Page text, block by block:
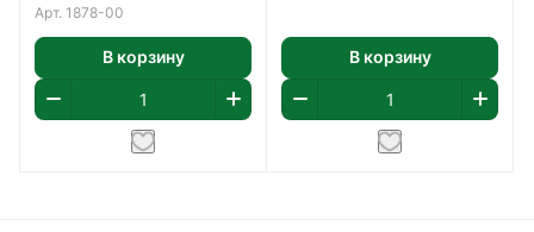
Арт. 1878-00
В корзину В корзину